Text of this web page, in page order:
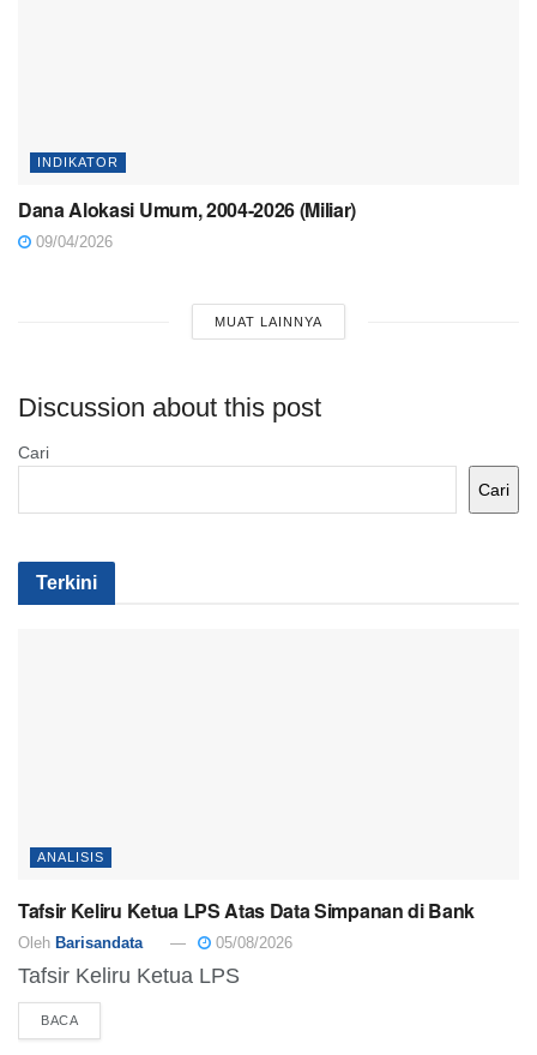
INDIKATOR
Dana Alokasi Umum, 2004-2026 (Miliar)
09/04/2026
MUAT LAINNYA
Discussion about this post
Cari
Cari
Terkini
ANALISIS
Tafsir Keliru Ketua LPS Atas Data Simpanan di Bank
Oleh Barisandata 05/08/2026
Tafsir Keliru Ketua LPS
BACADETAILS